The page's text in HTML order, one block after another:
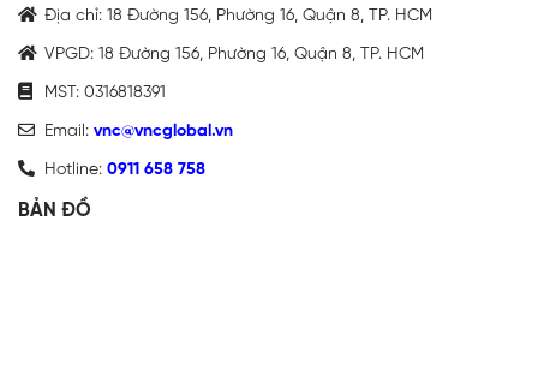
Địa chỉ: 18 Đường 156, Phường 16, Quận 8, TP. HCM
VPGD: 18 Đường 156, Phường 16, Quận 8, TP. HCM
MST: 0316818391
Email: vnc@vncglobal.vn
Hotline: 0911 658 758
BẢN ĐỒ